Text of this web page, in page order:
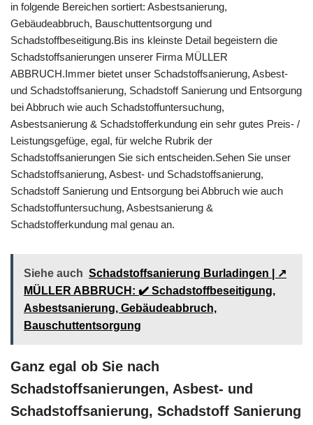
in folgende Bereichen sortiert: Asbestsanierung,
Gebäudeabbruch, Bauschuttentsorgung und
Schadstoffbeseitigung.Bis ins kleinste Detail begeistern die
Schadstoffsanierungen unserer Firma MÜLLER
ABBRUCH.Immer bietet unser Schadstoffsanierung, Asbest-
und Schadstoffsanierung, Schadstoff Sanierung und Entsorgung
bei Abbruch wie auch Schadstoffuntersuchung,
Asbestsanierung & Schadstofferkundung ein sehr gutes Preis- /
Leistungsgefüge, egal, für welche Rubrik der
Schadstoffsanierungen Sie sich entscheiden.Sehen Sie unser
Schadstoffsanierung, Asbest- und Schadstoffsanierung,
Schadstoff Sanierung und Entsorgung bei Abbruch wie auch
Schadstoffuntersuchung, Asbestsanierung &
Schadstofferkundung mal genau an.
Siehe auch Schadstoffsanierung Burladingen | ↗️
MÜLLER ABBRUCH: ✔️ Schadstoffbeseitigung,
Asbestsanierung, Gebäudeabbruch,
Bauschuttentsorgung
Ganz egal ob Sie nach
Schadstoffsanierungen, Asbest- und
Schadstoffsanierung, Schadstoff Sanierung